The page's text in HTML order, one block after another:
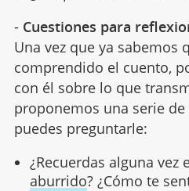
- Cuestiones para
Una vez que ya sabemos
comprendido el cuento,
con él sobre lo que
proponemos una serie
puedes preguntarle:
¿Recuerdas alguna vez
aburrido? ¿Cómo te